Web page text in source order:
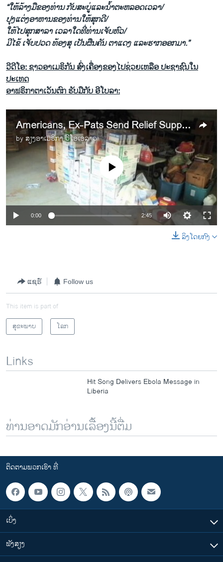
“​ໃຫ້ລ້າງ​ມື​ຂອງ​ທ່ານ​ ກັບ​ສະ​ບູ່​ແລະ​ນ້ຳ​ຕະຫລອດ​ເວລາ/
ປຸງ​ແຕ່ງອາຫານ​ຂອງ​ທ່ານ​ໃຫ້​ສຸກ​ດີ/​
ໃຫ້​ໄປ​ສຸກສາລາ ​ເວລາ​ໃດ​ທີ່​ທ່ານເຈັບຫົວ/
ມີ​ໄຂ້ ​ເຈັບ​ປວດ ທ້ອງສຸ ​ເປັນ​ຜືນ​ຄັນ ຕາ​ແດງ ​ແລະ​ຮາກອອກມາ.”
ວີດີໂອ: ຊາວອາເມຣິກັນ ສົ່ງເຄື່ອງຂອງໄປຊ່ວຍເຫລືອ ປະຊາຊົນໃນ
ປະເທດ
ອາຟຣິກາຕາເວັນຕົກ ຮັບມືກັບ ອີໂບລາ:
Americans, Ex-Pats Send Relief Supplies to West Africa
by ສຽງອາເມຣິກາ ວີໂອເອລາວ
No media source currently available
0:00 2:45
ລິງໂດຍກົງ
ແຊຣ໌ Follow us
This item is part of
ສຸຂະພາບ
ໂລກ
Links
Hit Song Delivers Ebola Message in
Liberia
ທ່ານອາດມັກອ່ານເລື້ອງນີ້ຕື່ມ
ຕິດຕາມພວກເຮົາ ທີ່
ເບິ່ງ
ຟັງສຽງ